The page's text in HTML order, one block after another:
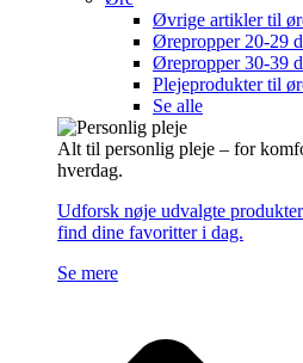
Øvrige artikler til
Ørepropper 20-29
Ørepropper 30-39
Plejeprodukter til
Se alle
Alt til personlig pleje – for
hverdag.
Udforsk nøje udvalgte
find dine favoritter i dag.
Se mere